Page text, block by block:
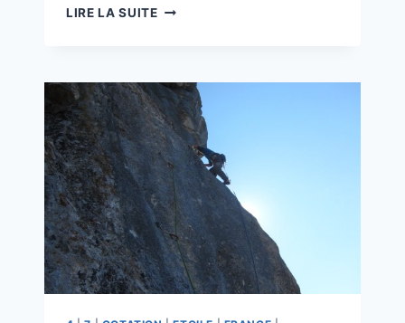
LIRE LA SUITECROQUIGNOL
TROMBONES